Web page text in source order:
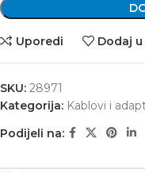
Uporedi Dodaj
SKU: 28971
Kategorija: Kablovi i
Podijeli na: